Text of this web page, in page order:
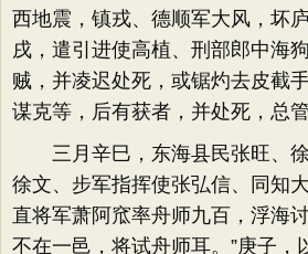
西地震，镇戎、德顺军大风，坏
戌，遣引进使高植、刑部郎中海
贼，并凌迟处死，或锯灼去皮截
谋克等，后有获者，并处死，总
三月辛巳，东海县民张旺、徐
徐文、步军指挥使张弘信、同知
直将军萧阿窊率舟师九百，浮海
不在一邑，将试舟师耳。”庚子，